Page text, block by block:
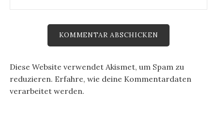
Diese Website verwendet Akismet, um Spam zu
reduzieren. Erfahre, wie deine Kommentardaten
verarbeitet werden.